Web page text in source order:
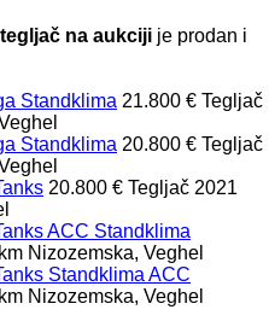
na aukciji je prodan i
Standklima 21.800 € Tegljač
Standklima 20.800 € Tegljač
20.800 € Tegljač 2021
ACC Standklima
Nizozemska, Veghel
Standklima ACC
Nizozemska, Veghel